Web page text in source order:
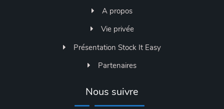
A propos
Vie privée
Présentation Stock It Easy
Partenaires
Nous suivre